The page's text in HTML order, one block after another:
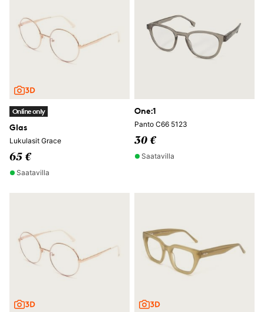
Online only
Glas
Lukulasit Grace
65 €
Saatavilla
One:1
Panto C66 5123
30 €
Saatavilla